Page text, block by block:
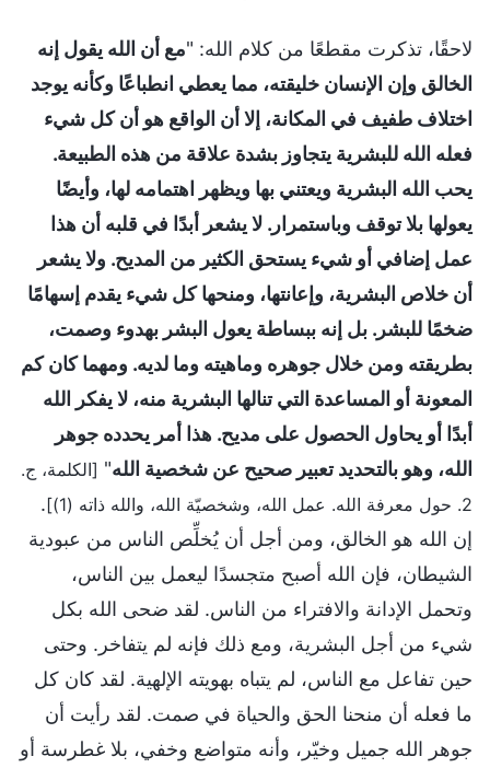
لاحقًا، تذكرت مقطعًا من كلام الله: "مع أن الله يقول إنه
الخالق وإن الإنسان خليقته، مما يعطي انطباعًا وكأنه يوجد
اختلاف طفيف في المكانة، إلا أن الواقع هو أن كل شيء
فعله الله للبشرية يتجاوز بشدة علاقة من هذه الطبيعة.
يحب الله البشرية ويعتني بها ويظهر اهتمامه لها، وأيضًا
يعولها بلا توقف وباستمرار. لا يشعر أبدًا في قلبه أن هذا
عمل إضافي أو شيء يستحق الكثير من المديح. ولا يشعر
أن خلاص البشرية، وإعانتها، ومنحها كل شيء يقدم إسهامًا
ضخمًا للبشر. بل إنه ببساطة يعول البشر بهدوء وصمت،
بطريقته ومن خلال جوهره وماهيته وما لديه. ومهما كان كم
المعونة أو المساعدة التي تنالها البشرية منه، لا يفكر الله
أبدًا أو يحاول الحصول على مديح. هذا أمر يحدده جوهر
الله، وهو بالتحديد تعبير صحيح عن شخصية الله" [الكلمة، ج.
2. حول معرفة الله. عمل الله، وشخصيّة الله، والله ذاته (1)]
.
إن الله هو الخالق، ومن أجل أن يُخلِّص الناس من عبودية
الشيطان، فإن الله أصبح متجسدًا ليعمل بين الناس،
وتحمل الإدانة والافتراء من الناس. لقد ضحى الله بكل
شيء من أجل البشرية، ومع ذلك فإنه لم يتفاخر. وحتى
حين تفاعل مع الناس، لم يتباه بهويته الإلهية. لقد كان كل
ما فعله أن منحنا الحق والحياة في صمت. لقد رأيت أن
جوهر الله جميل وخيّر، وأنه متواضع وخفي، بلا غطرسة أو